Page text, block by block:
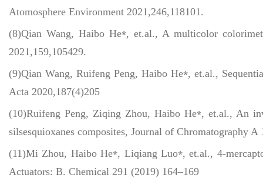
Atomosphere Environment 2021,246,118101.
(8)Qian Wang, Haibo He⁎ , et.al., A multicolor
2021,159,105429.
(9)Qian Wang, Ruifeng Peng, Haibo He⁎ , et.al.,
Acta 2020,187(4)205
(10)Ruifeng Peng, Ziqing Zhou, Haibo He⁎ , et.al., An
silsesquioxanes composites, Journal of Chromatography A
(11)Mi Zhou, Haibo He⁎ , Liqiang Luo⁎, et.al., 4-
Actuators: B. Chemical 291 (2019) 164–169